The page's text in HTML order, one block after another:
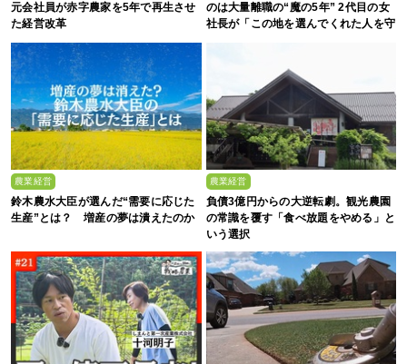
元会社員が赤字農家を5年で再生させ
た経営改革
のは大量離職の“魔の5年” 2代目の女
社長が「この地を選んでくれた人を守
農業経営
鈴木農水大臣が選んだ“需要に応じた
生産”とは？ 増産の夢は潰えたのか
農業経営
負債3億円からの大逆転劇。観光農園
の常識を覆す「食べ放題をやめる」と
いう選択